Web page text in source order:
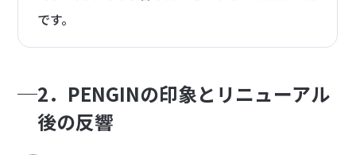
です。
2．PENGINの印象とリニューアル
後の反響